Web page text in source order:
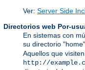
Ver: Server Side
Directorios web Por-
En sistemas con
su directorio
Aquellos que visiten
http://